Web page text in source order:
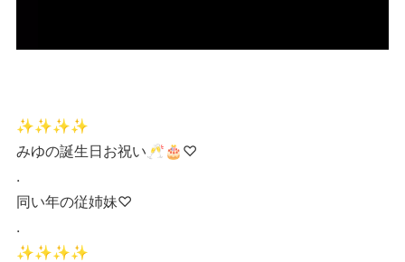
✨✨✨✨
みゆの誕生日お祝い🥂🎂♡
.
同い年の従姉妹♡
.
✨✨✨✨